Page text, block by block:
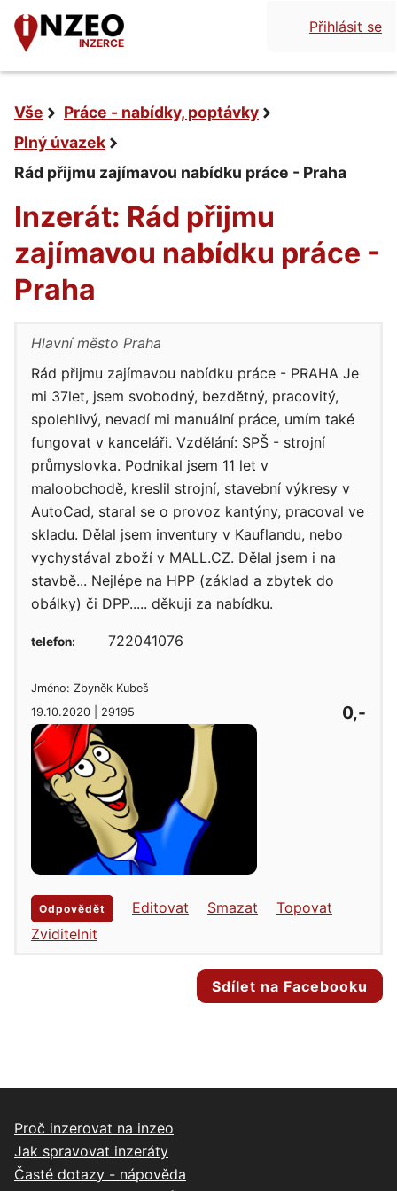
INZERCE
Přihlásit se
Vše
Práce - nabídky, poptávky
Plný úvazek
Rád přijmu zajímavou nabídku práce - Praha
Inzerát: Rád přijmu
zajímavou nabídku práce -
Praha
Hlavní město Praha
Rád přijmu zajímavou nabídku práce - PRAHA Je
mi 37let, jsem svobodný, bezdětný, pracovitý,
spolehlivý, nevadí mi manuální práce, umím také
fungovat v kanceláři. Vzdělání: SPŠ - strojní
průmyslovka. Podnikal jsem 11 let v
maloobchodě, kreslil strojní, stavební výkresy v
AutoCad, staral se o provoz kantýny, pracoval ve
skladu. Dělal jsem inventury v Kauflandu, nebo
vychystával zboží v MALL.CZ. Dělal jsem i na
stavbě... Nejlépe na HPP (základ a zbytek do
obálky) či DPP..... děkuji za nabídku.
Jméno: Zbyněk Kubeš
19.10.2020 | 29195
0,-
telefon: 722041076
Odpovědět Editovat Smazat
Topovat
Zviditelnit
Sdílet na Facebooku
Proč inzerovat na inzeo
Jak spravovat inzeráty
Časté dotazy - nápověda